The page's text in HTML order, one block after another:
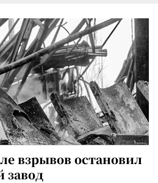
взрывов остановил
завод